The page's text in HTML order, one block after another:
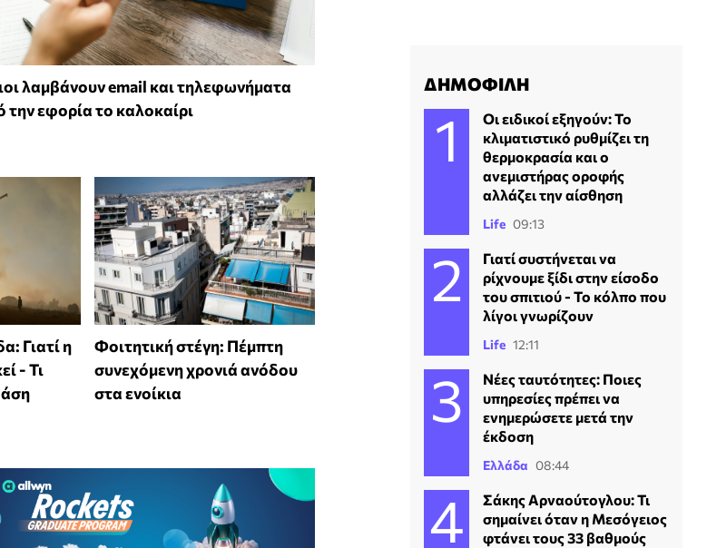
λαμβάνουν email και τηλεφωνήματα
την εφορία το καλοκαίρι
Γιατί η
- Τι
Φοιτητική στέγη: Πέμπτη
συνεχόμενη χρονιά ανόδου
στα ενοίκια
ΔΗΜΟΦΙΛΗ
Οι ειδικοί εξηγούν: Το
κλιματιστικό ρυθμίζει τη
θερμοκρασία και ο
ανεμιστήρας οροφής
αλλάζει την αίσθηση
Life 09:13
Γιατί συστήνεται να
ρίχνουμε ξίδι στην είσοδο
του σπιτιού - Το κόλπο που
λίγοι γνωρίζουν
Life 12:11
Νέες ταυτότητες: Ποιες
υπηρεσίες πρέπει να
ενημερώσετε μετά την
έκδοση
Ελλάδα 08:44
Σάκης Αρναούτογλου: Τι
σημαίνει όταν η Μεσόγειος
φτάνει τους 33 βαθμούς